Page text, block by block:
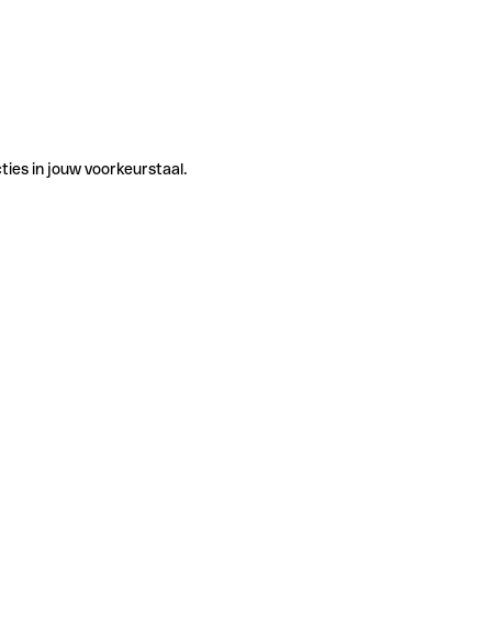
in jouw voorkeurstaal.